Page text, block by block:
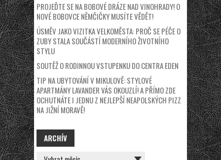
PROJEĎTE SE NA BOBOVÉ DRÁZE NAD VINOHRADY! O
NOVÉ BOBOVCE NĚMČIČKY MUSÍTE VĚDĚT!
ÚSMĚV JAKO VIZITKA VELKOMĚSTA: PROČ SE PÉČE O
ZUBY STALA SOUČÁSTÍ MODERNÍHO ŽIVOTNÍHO
STYLU
SOUTĚŽ O RODINNOU VSTUPENKU DO CENTRA EDEN
TIP NA UBYTOVÁNÍ V MIKULOVĚ: STYLOVÉ
APARTMÁNY LAVANDER VÁS OKOUZLÍ! A PŘÍMO ZDE
OCHUTNÁTE I JEDNU Z NEJLEPŠÍ NEAPOLSKÝCH PIZZ
NA JIŽNÍ MORAVĚ!
ARCHÍV
ARCHÍV